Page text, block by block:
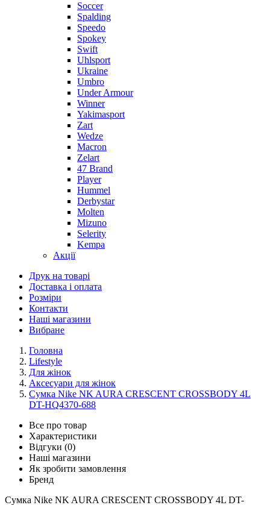
Soccer
Spalding
Speedo
Spokey
Swift
Uhlsport
Ukraine
Umbro
Under Armour
Winner
Yakimasport
Zart
Wedze
Macron
Zelart
47 Brand
Player
Hummel
Derbystar
Molten
Mizuno
Selerity
Kempa
Акції
Друк на товарі
Доставка і оплата
Розміри
Контакти
Наші магазини
Вибране
Головна
Lifestyle
Для жінок
Аксесуари для жінок
Сумка Nike NK AURA CRESCENT CROSSBODY 4L
DT-HQ4370-688
Все про товар
Характеристики
Відгуки (0)
Наші магазини
Як зробити замовлення
Бренд
Сумка Nike NK AURA CRESCENT CROSSBODY 4L DT-